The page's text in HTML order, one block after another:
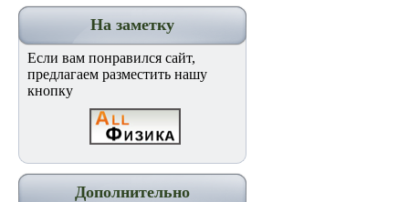
На заметку
Если вам понравился сайт,
предлагаем разместить нашу
кнопку
Дополнительно